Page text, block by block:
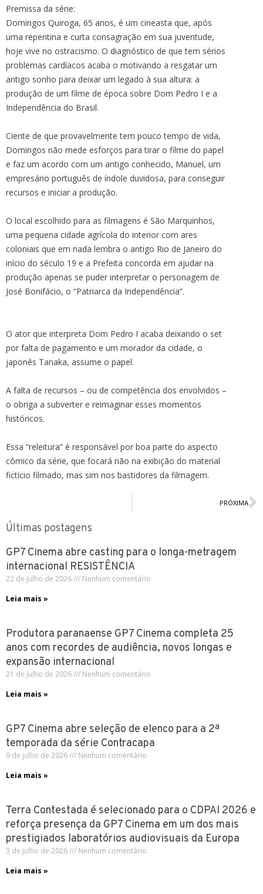
Premissa da série:
Domingos Quiroga, 65 anos, é um cineasta que, após
uma repentina e curta consagração em sua juventude,
hoje vive no ostracismo. O diagnóstico de que tem sérios
problemas cardíacos acaba o motivando a resgatar um
antigo sonho para deixar um legado à sua altura: a
produção de um filme de época sobre Dom Pedro I e a
Independência do Brasil.
Ciente de que provavelmente tem pouco tempo de vida,
Domingos não mede esforços para tirar o filme do papel
e faz um acordo com um antigo conhecido, Manuel, um
empresário português de índole duvidosa, para conseguir
recursos e iniciar a produção.
O local escolhido para as filmagens é São Marquinhos,
uma pequena cidade agrícola do interior com ares
coloniais que em nada lembra o antigo Rio de Janeiro do
início do século 19 e a Prefeita concorda em ajudar na
produção apenas se puder interpretar o personagem de
José Bonifácio, o “Patriarca da Independência”.
O ator que interpreta Dom Pedro I acaba deixando o set
por falta de pagamento e um morador da cidade, o
japonês Tanaka, assume o papel.
A falta de recursos – ou de competência dos envolvidos –
o obriga a subverter e reimaginar esses momentos
históricos.
Essa “releitura” é responsável por boa parte do aspecto
cômico da série, que focará não na exibição do material
fictício filmado, mas sim nos bastidores da filmagem.
PRÓXIMA
Últimas postagens
GP7 Cinema abre casting para o longa-metragem
internacional RESISTÊNCIA
22 de julho de 2026
Nenhum comentário
Leia mais »
Produtora paranaense GP7 Cinema completa 25
anos com recordes de audiência, novos longas e
expansão internacional
21 de julho de 2026
Nenhum comentário
Leia mais »
GP7 Cinema abre seleção de elenco para a 2ª
temporada da série Contracapa
9 de julho de 2026
Nenhum comentário
Leia mais »
Terra Contestada é selecionado para o CDPAI 2026 e
reforça presença da GP7 Cinema em um dos mais
prestigiados laboratórios audiovisuais da Europa
3 de julho de 2026
Nenhum comentário
Leia mais »